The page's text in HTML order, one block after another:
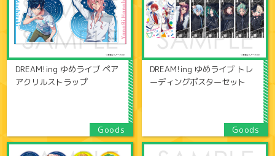
DREAM!ing ゆめライブ ペア
アクリルストラップ
DREAM!ing ゆめライブ トレ
ーディングポスターセット